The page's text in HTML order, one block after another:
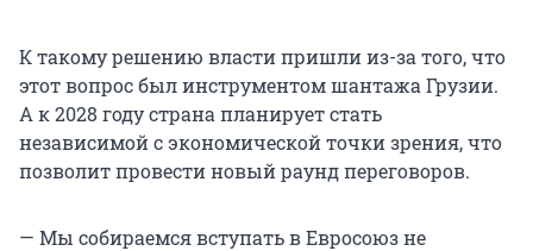
К такому решению власти пришли из-за того, что
этот вопрос был инструментом шантажа Грузии.
А к 2028 году страна планирует стать
независимой с экономической точки зрения, что
позволит провести новый раунд переговоров.
— Мы собираемся вступать в Евросоюз не